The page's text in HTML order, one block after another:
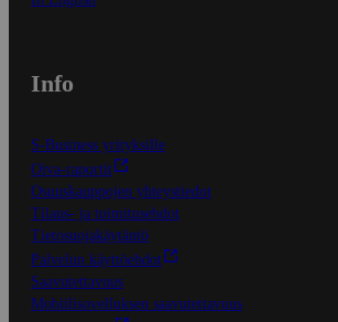
Info
S-Business yrityksille
Oiva-raportit
Osuuskauppojen yhteystiedot
Tilaus- ja toimitusehdot
Tietosuojakäytäntö
Palvelun käyttöehdot
Saavutettavuus
Mobiilisovelluksen saavutettavuus